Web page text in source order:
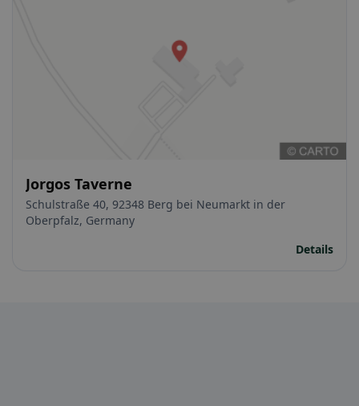
Jorgos Taverne
Schulstraße 40, 92348 Berg bei Neumarkt in der
Oberpfalz, Germany
Details